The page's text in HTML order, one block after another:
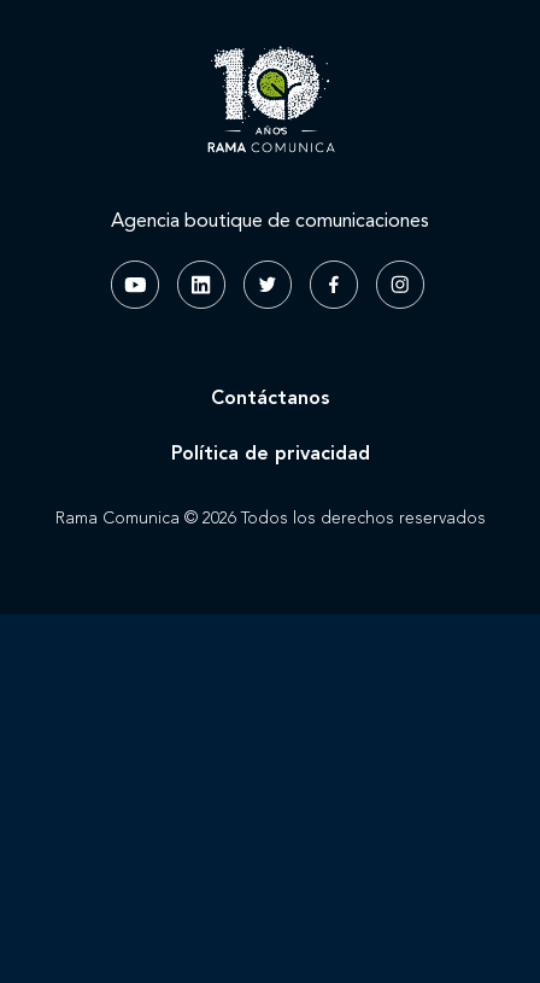
Agencia boutique de comunicaciones
Rama Comunica © 2026 Todos los derechos reservados
Contáctanos
Política de privacidad